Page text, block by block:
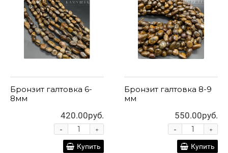
Бронзит галтовка 6-
8мм
420.00руб.
+
-
Купить
Бронзит галтовка 8-9
мм
550.00руб.
+
-
Купить